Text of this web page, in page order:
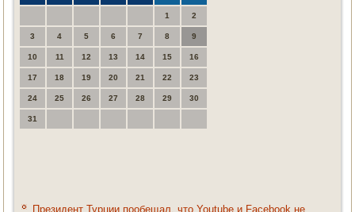
1 2
3 4 5 6 7 8 9
10 11 12 13 14 15 16
17 18 19 20 21 22 23
24 25 26 27 28 29 30
31
Президент Турции пообещал, что Youtube и Facebook не